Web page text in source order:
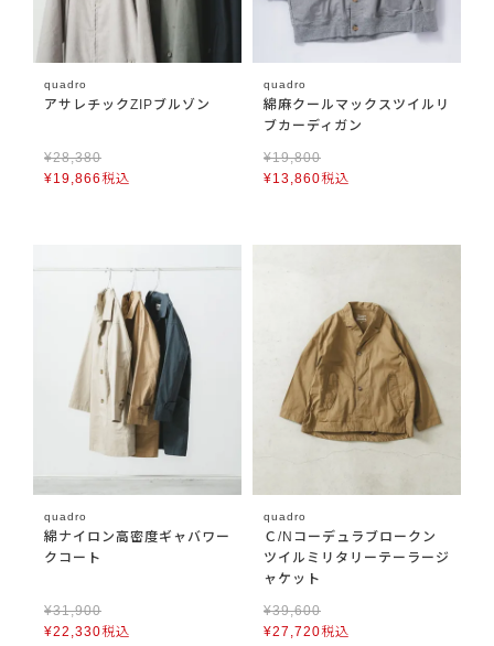
quadro
アサレチックZIPブルゾン
¥28,380
¥19,866税込
quadro
綿麻クールマックスツイルリ
ブカーディガン
¥19,800
¥13,860税込
quadro
綿ナイロン高密度ギャバワー
クコート
¥31,900
¥22,330税込
quadro
Ｃ/Nコーデュラブロークン
ツイルミリタリーテーラージ
ャケット
¥39,600
¥27,720税込